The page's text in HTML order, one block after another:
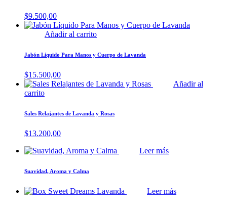
$9.500,00
Añadir al carrito
Jabón Líquido Para Manos y Cuerpo de Lavanda
$15.500,00
Añadir al
carrito
Sales Relajantes de Lavanda y Rosas
$13.200,00
Leer más
Suavidad, Aroma y Calma
Leer más